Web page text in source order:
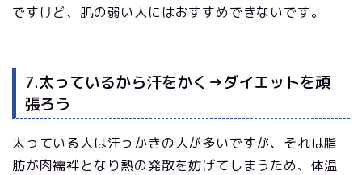
ですけど、肌の弱い人にはおすすめできないです。
7.太っているから汗をかく→ダイエットを頑
張ろう
太っている人は汗っかきの人が多いですが、それは脂
肪が肉襦袢となり熱の発散を妨げてしまうため、体温